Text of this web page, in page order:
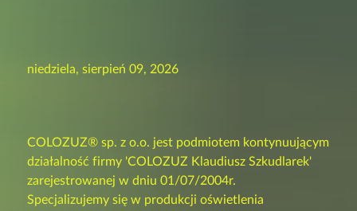
niedziela, sierpień 09, 2026
COLOZUZ® sp. z o.o. jest podmiotem kontynuującym
działalność firmy 'COLOZUZ Klaudiusz Szkudlarek'
zarejestrowanej w dniu 01/07/2004r.
Specjalizujemy się w produkcji oświetlenia